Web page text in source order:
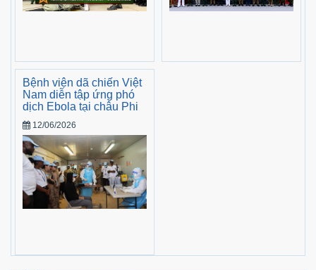
Bệnh viện dã chiến Việt
Nam diễn tập ứng phó
dịch Ebola tại châu Phi
12/06/2026